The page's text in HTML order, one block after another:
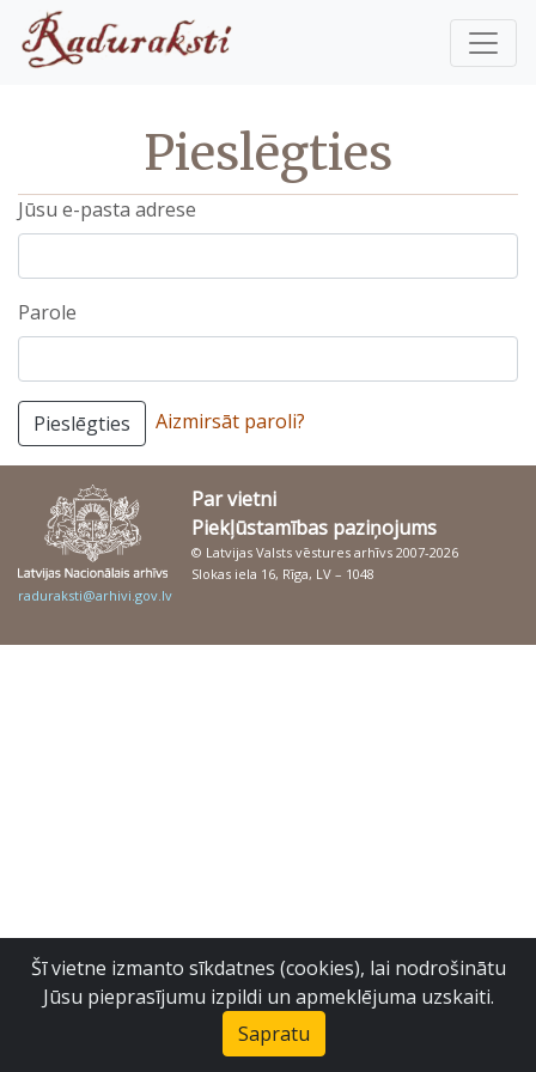
Pieslēgties
Jūsu e-pasta adrese
Parole
Pieslēgties Aizmirsāt paroli?
Par vietni
Piekļūstamības paziņojums
© Latvijas Valsts vēstures arhīvs 2007-2026
Slokas iela 16, Rīga, LV – 1048
raduraksti@arhivi.gov.lv
Šī vietne izmanto sīkdatnes (cookies), lai nodrošinātu
Jūsu pieprasījumu izpildi un apmeklējuma uzskaiti.
Sapratu